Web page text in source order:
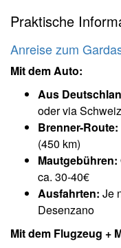
Praktische
Anreise zum
Mit dem Auto:
Aus
oder via
Brenner-Route:
(450 km)
Mautgebühren:
ca. 30-40€
Ausfahrten: Je
Desenzano
Mit dem Flugzeug +